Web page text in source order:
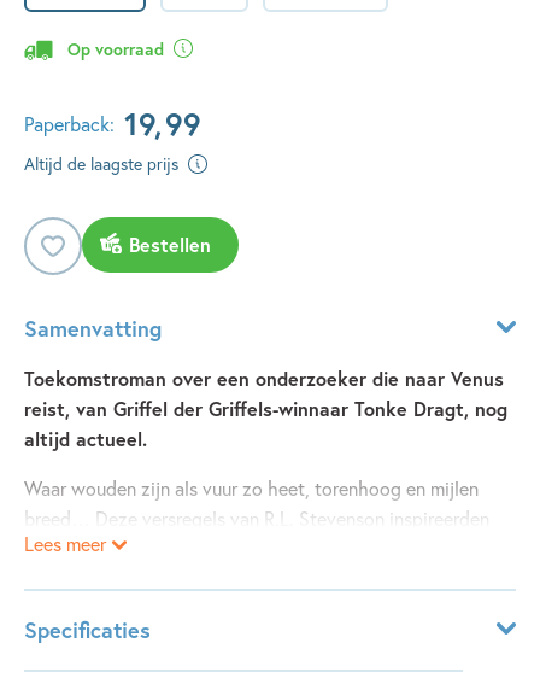
Op voorraad
Paperback: 19,99
Altijd de laagste prijs
Bestellen
Samenvatting
Toekomstroman over een onderzoeker die naar Venus
reist, van Griffel der Griffels-winnaar Tonke Dragt, nog
altijd actueel.
Waar wouden zijn als vuur zo heet, torenhoog en mijlen
breed… Deze versregels van R.L. Stevenson inspireerden
Tonke Dragt tot het schrijven van een avontuur op Venus.
nog een mysterie. Nu zegt ze erover: ‘Het boek is zo
actueel. De hoofdpersoon gaat naar een andere planeet om
Lees meer
Specificaties